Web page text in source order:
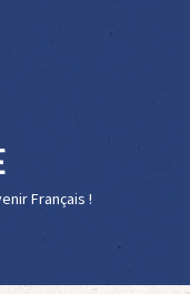
Français !